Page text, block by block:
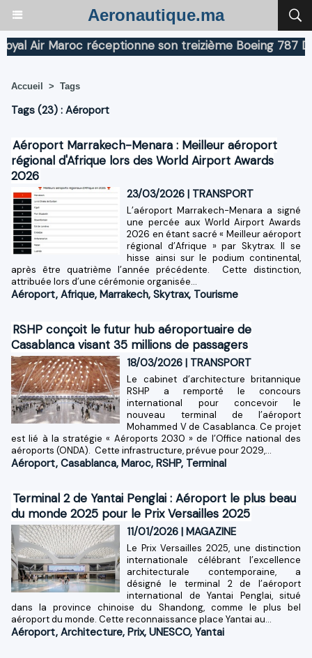
Aeronautique.ma
Air Maroc réceptionne son treizième Boeing 787
Accueil > Tags
Tags (23) : Aéroport
Aéroport Marrakech-Menara : Meilleur aéroport
régional d'Afrique lors des World Airport Awards
2026
23/03/2026 | TRANSPORT
L’aéroport Marrakech-Menara a signé
une percée aux World Airport Awards
2026 en étant sacré « Meilleur aéroport
régional d’Afrique » par Skytrax. Il se
hisse ainsi sur le podium continental,
après être quatrième l’année précédente. Cette distinction,
attribuée lors d’une cérémonie organisée...
Aéroport, Afrique, Marrakech, Skytrax, Tourisme
RSHP conçoit le futur hub aéroportuaire de
Casablanca visant 35 millions de passagers
18/03/2026 | TRANSPORT
Le cabinet d’architecture britannique
RSHP a remporté le concours
international pour concevoir le
nouveau terminal de l’aéroport
Mohammed V de Casablanca. Ce projet
est lié à la stratégie « Aéroports 2030 » de l’Office national des
aéroports (ONDA). Cette infrastructure, prévue pour 2029,...
Aéroport, Casablanca, Maroc, RSHP, Terminal
Terminal 2 de Yantai Penglai : Aéroport le plus beau
du monde 2025 pour le Prix Versailles 2025
11/01/2026 |MAGAZINE
Le Prix Versailles 2025, une distinction
internationale célébrant l’excellence
architecturale contemporaine, a
désigné le terminal 2 de l’aéroport
international de Yantai Penglai, situé
dans la province chinoise du Shandong, comme le plus bel
aéroport du monde. Cette reconnaissance place Yantai au...
Aéroport, Architecture, Prix, UNESCO, Yantai